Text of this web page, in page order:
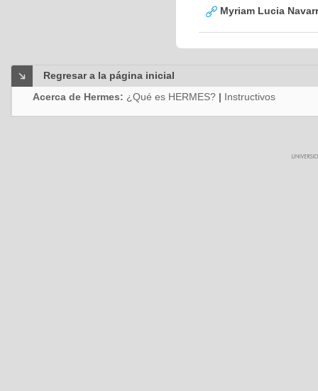
Myriam Lucia
Regresar a la página inicial
Acerca de Hermes: ¿Qué es HERMES? | Instructivos